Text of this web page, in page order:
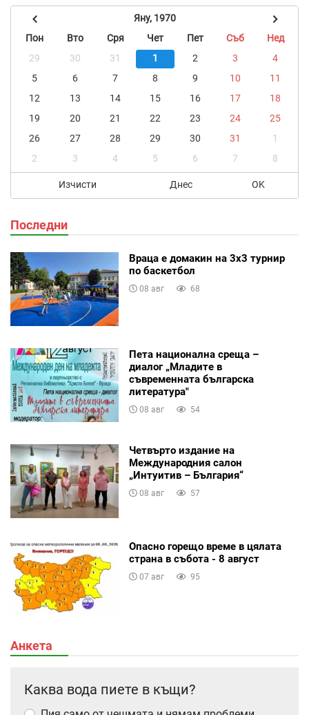
Яну, 1970
Пон
Вто Сря Чет Пет Съб
Нед
29
30 31 1 2 3
4
5
6 7 8 9 10
11
12
13 14 15 16 17
18
19
20 21 22 23 24
25
26
27 28 29 30 31
1
2
3 4 5 6 7 8
Изчисти Днес OK
Последни
Враца е домакин на 3х3 турнир
по баскетбол
08 авг 68
Пета национална среща –
диалог „Младите в
съвременната българска
литература"
08 авг 54
Четвърто издание на
Международния салон
„Интуитив – България“
08 авг 57
Опасно горещо време в цялата
страна в събота - 8 август
07 авг 95
Анкета
Каква вода пиете в къщи?